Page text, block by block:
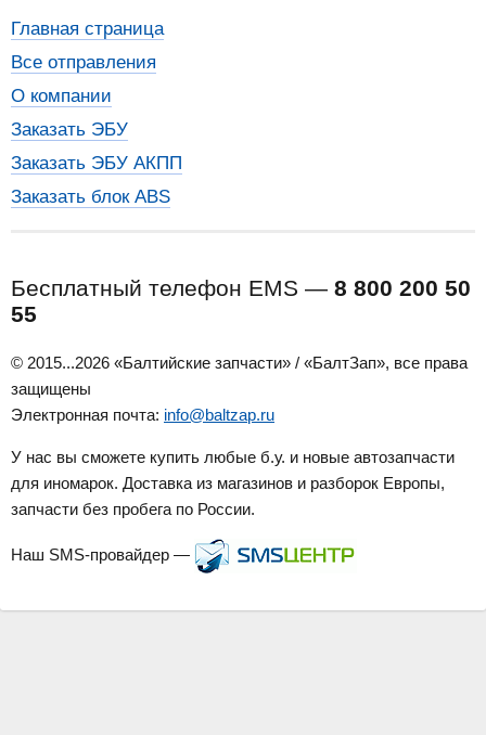
Главная страница
Все отправления
О компании
Заказать ЭБУ
Заказать ЭБУ АКПП
Заказать блок ABS
Бесплатный телефон EMS — 8 800 200 50
55
© 2015...2026 «Балтийские запчасти» / «БалтЗап», все права
защищены
Электронная почта: info@baltzap.ru
У нас вы сможете купить любые б.у. и новые автозапчасти
для иномарок. Доставка из магазинов и разборок Европы,
запчасти без пробега по России.
Наш SMS-провайдер —